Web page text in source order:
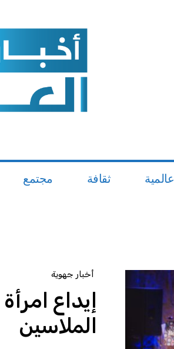
عالمية ثقافة مجتمع
أخبار جهوية
إيداع
الملاسين